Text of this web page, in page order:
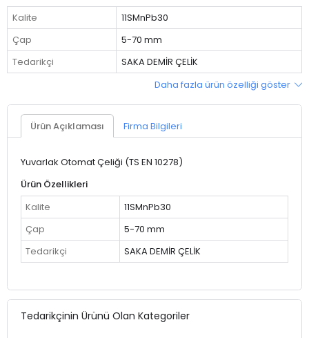
Kalite
11SMnPb30
Çap
5-70 mm
Tedarikçi
SAKA DEMİR ÇELİK
Daha fazla ürün özelliği göster
Ürün Açıklaması Firma Bilgileri
Yuvarlak Otomat Çeliği (TS EN 10278)
Ürün Özellikleri
Kalite
11SMnPb30
Çap
5-70 mm
Tedarikçi
SAKA DEMİR ÇELİK
Tedarikçinin Ürünü Olan Kategoriler